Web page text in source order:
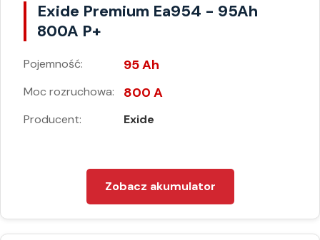
Exide Premium Ea954 - 95Ah
800A P+
Pojemność: 95 Ah
Moc rozruchowa: 800 A
Producent: Exide
Zobacz akumulator